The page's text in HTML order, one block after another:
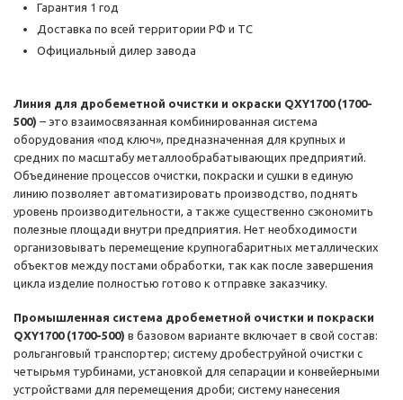
Гарантия 1 год
Доставка по всей территории РФ и ТС
Официальный дилер завода
Линия для дробеметной очистки и окраски QXY1700 (1700-
500) – это взаимосвязанная комбинированная система
оборудования «под ключ», предназначенная для крупных и
средних по масштабу металлообрабатывающих предприятий.
Объединение процессов очистки, покраски и сушки в единую
линию позволяет автоматизировать производство, поднять
уровень производительности, а также существенно сэкономить
полезные площади внутри предприятия. Нет необходимости
организовывать перемещение крупногабаритных металлических
объектов между постами обработки, так как после завершения
цикла изделие полностью готово к отправке заказчику.
Промышленная система дробеметной очистки и покраски
QXY1700 (1700-500) в базовом варианте включает в свой состав:
рольганговый транспортер; систему дробеструйной очистки с
четырьмя турбинами, установкой для сепарации и конвейерными
устройствами для перемещения дроби; систему нанесения